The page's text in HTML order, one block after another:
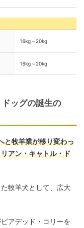
16kg～20kg
16kg～20kg
ッグの誕生の
と牧羊業が移り変わっ
アン・キャトル・ド
牧羊犬として、広大
アデッド・コリーを